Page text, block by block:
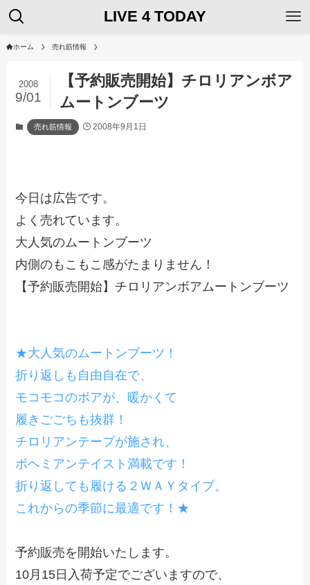
LIVE 4 TODAY
ホーム 売れ筋情報
【予約販売開始】チロリアンボア
ムートンブーツ
2008
9/01
売れ筋情報 2008年9月1日
今日は広告です。
よく売れています。
大人気のムートンブーツ
内側のもこもこ感がたまりません！
【予約販売開始】チロリアンボアムートンブーツ
★大人気のムートンブーツ！
折り返しも自由自在で、
モコモコのボアが、暖かくて
履きごごちも抜群！
チロリアンテープが施され、
ボヘミアンテイスト満載です！
折り返しても履ける２ＷＡＹタイプ。
これからの季節に最適です！★
予約販売を開始いたします。
10月15日入荷予定でございますので、